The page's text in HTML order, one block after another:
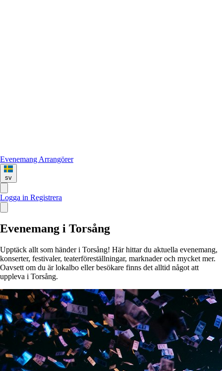
Evenemang Arrangörer
sv
Logga in Registrera
Evenemang i Torsång
Upptäck allt som händer i Torsång! Här hittar du aktuella evenemang,
konserter, festivaler, teaterföreställningar, marknader och mycket mer.
Oavsett om du är lokalbo eller besökare finns det alltid något att
uppleva i Torsång.